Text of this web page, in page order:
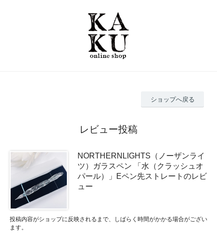
ショップへ戻る
レビュー投稿
NORTHERNLIGHTS（ノーザンライ
ツ）ガラスペン 「水（クラッシュオ
パール）」Eペン先ストレートのレビ
ュー
投稿内容がショップに反映されるまで、しばらく時間がかかる場合がござい
ます。